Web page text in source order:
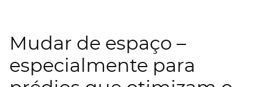
Mudar de espaço –
especialmente para